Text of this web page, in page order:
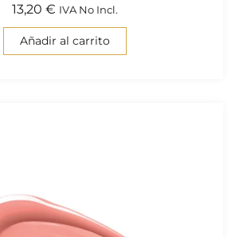
13,20 € IVA No Incl.
Añadir al carrito